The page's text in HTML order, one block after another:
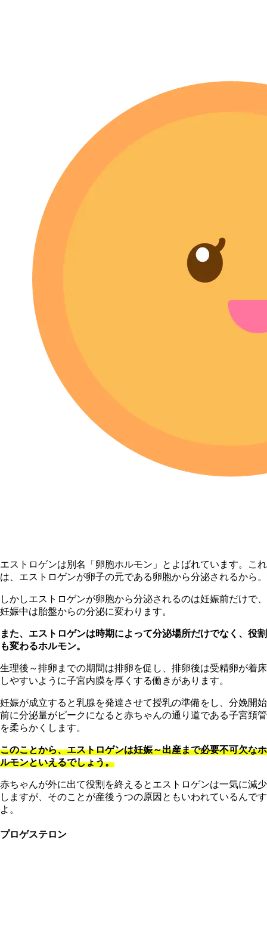
エストロゲンは別名「卵胞ホルモン」とよばれています。これ
は、エストロゲンが卵子の元である卵胞から分泌されるから。
しかしエストロゲンが卵胞から分泌されるのは妊娠前だけで、
妊娠中は胎盤からの分泌に変わります。
また、エストロゲンは時期によって分泌場所だけでなく、役割
も変わるホルモン。
生理後～排卵までの期間は排卵を促し、排卵後は受精卵が着床
しやすいように子宮内膜を厚くする働きがあります。
妊娠が成立すると乳腺を発達させて授乳の準備をし、分娩開始
前に分泌量がピークになると赤ちゃんの通り道である子宮頚管
を柔らかくします。
このことから、エストロゲンは妊娠～出産まで必要不可欠なホ
ルモンといえるでしょう。
赤ちゃんが外に出て役割を終えるとエストロゲンは一気に減少
しますが、そのことが産後うつの原因ともいわれているんです
よ。
プロゲステロン